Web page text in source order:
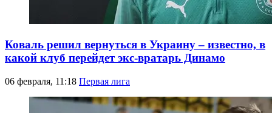
Коваль решил вернуться в Украину – известно, в
какой клуб перейдет экс-вратарь Динамо
06 февраля, 11:18 Первая лига